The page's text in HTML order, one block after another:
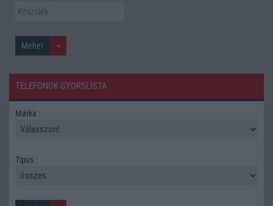
TELEFONOK GYORSLISTA
Márka :
Tipus :